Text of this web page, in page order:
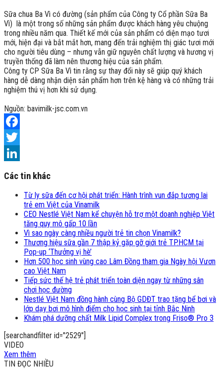
Sữa chua Ba Vì có đường (sản phẩm của Công ty Cổ phần Sữa Ba
Vì) là một trong số những sản phẩm được khách hàng yêu chuộng
trong nhiều năm qua. Thiết kế mới của sản phẩm có diện mạo tươi
mới, hiện đại và bắt mắt hơn, mang đến trải nghiệm thị giác tươi mới
cho người tiêu dùng – nhưng vẫn giữ nguyên chất lượng và hương vị
truyền thống đã làm nên thương hiệu của sản phẩm.
Công ty CP Sữa Ba Vì tin rằng sự thay đổi này sẽ giúp quý khách
hàng dễ dàng nhận diện sản phẩm hơn trên kệ hàng và có những trải
nghiệm thú vị hơn khi sử dụng.
Nguồn: bavimilk-jsc.com.vn
Facebook
Twitter
Các tin khác
Từ ly sữa đến cơ hội phát triển: Hành trình vun đắp tương lai
trẻ em Việt của Vinamilk
CEO Nestlé Việt Nam kể chuyện hỗ trợ một doanh nghiệp Việt
tăng quy mô gấp 10 lần
Vì sao ngày càng nhiều người trẻ tin chọn Vinamilk?
Thương hiệu sữa gần 7 thập kỷ gặp gỡ giới trẻ TP.HCM tại
Pop-up ‘Thưởng vị hè’
Hơn 500 học sinh vùng cao Lâm Đồng tham gia Ngày hội Vươn
cao Việt Nam
Tiếp sức thế hệ trẻ phát triển toàn diện ngay từ những sân
chơi học đường
Nestlé Việt Nam đồng hành cùng Bộ GDĐT trao tặng bể bơi và
lớp dạy bơi mô hình điểm cho học sinh tại tỉnh Bắc Ninh
Khám phá dưỡng chất Milk Lipid Complex trong Friso® Pro 3
[searchandfilter id="2529"]
VIDEO
Xem thêm
TIN ĐỌC NHIỀU